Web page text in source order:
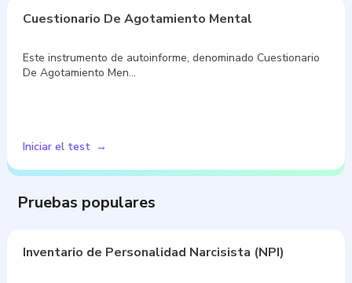
Cuestionario De Agotamiento Mental
Este instrumento de autoinforme, denominado Cuestionario
De Agotamiento Men…
Iniciar el test
Pruebas populares
Inventario de Personalidad Narcisista (NPI)